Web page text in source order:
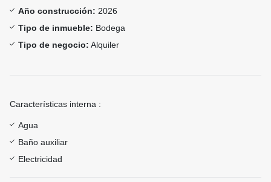
Año construcción: 2026
Tipo de inmueble: Bodega
Tipo de negocio: Alquiler
Características interna :
Agua
Baño auxiliar
Electricidad